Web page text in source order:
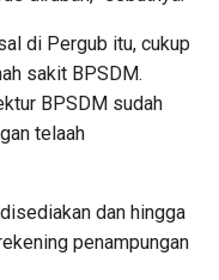
di Pergub itu, cukup
sakit BPSDM.
BPSDM sudah
telaah
dan hingga
penampungan